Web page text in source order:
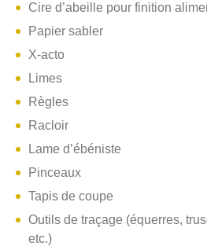
Cire d’abeille pour finition
Papier sabler
X-acto
Limes
Règles
Racloir
Lame d’ébéniste
Pinceaux
Tapis de coupe
Outils de traçage (équerres,
etc.)